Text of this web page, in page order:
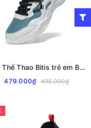
Giày Thể Thao Bitis trẻ em BSB009000
479.000₫ 495.000₫